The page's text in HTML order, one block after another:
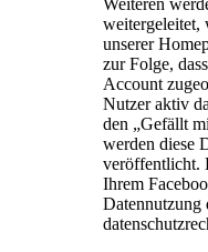
weitergeleitet,
unserer
zur Folge,
Account
Nutzer aktiv
den „Gefällt
werden diese
veröffentlicht.
Ihrem
Datennutzung